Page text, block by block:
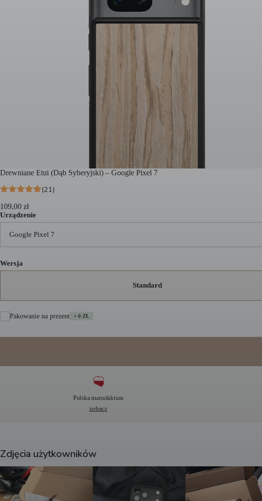
Drewniane Etui (Dąb Syberyjski) – Google Pixel 7
(21)
109,00 zł
Urządzenie
Google Pixel 7
Wersja
Standard
Pakowanie na prezent + 0 ZŁ
v
e
:
Polska manufaktura
zobacz
Zdjęcia użytkowników